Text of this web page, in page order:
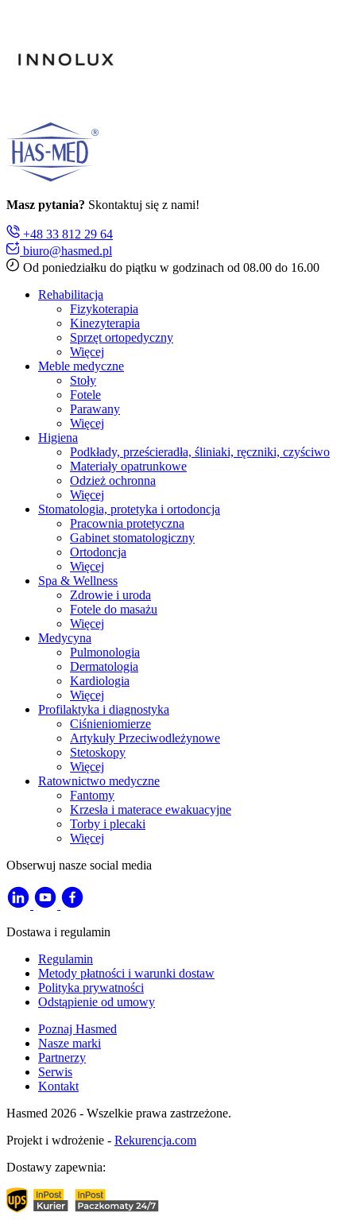
Masz pytania? Skontaktuj się z nami!
+48 33 812 29 64
biuro@hasmed.pl
Od poniedziałku do piątku w godzinach od 08.00 do 16.00
Rehabilitacja
Fizykoterapia
Kinezyterapia
Sprzęt ortopedyczny
Więcej
Meble medyczne
Stoły
Fotele
Parawany
Więcej
Higiena
Podkłady, prześcieradła, śliniaki, ręczniki, czyściwo
Materiały opatrunkowe
Odzież ochronna
Więcej
Stomatologia, protetyka i ortodoncja
Pracownia protetyczna
Gabinet stomatologiczny
Ortodoncja
Więcej
Spa & Wellness
Zdrowie i uroda
Fotele do masażu
Więcej
Medycyna
Pulmonologia
Dermatologia
Kardiologia
Więcej
Profilaktyka i diagnostyka
Ciśnieniomierze
Artykuły Przeciwodleżynowe
Stetoskopy
Więcej
Ratownictwo medyczne
Fantomy
Krzesła i materace ewakuacyjne
Torby i plecaki
Więcej
Obserwuj nasze social media
Dostawa i regulamin
Regulamin
Metody płatności i warunki dostaw
Polityka prywatności
Odstąpienie od umowy
Poznaj Hasmed
Nasze marki
Partnerzy
Serwis
Kontakt
Hasmed 2026 - Wszelkie prawa zastrzeżone.
Projekt i wdrożenie - Rekurencja.com
Dostawy zapewnia: